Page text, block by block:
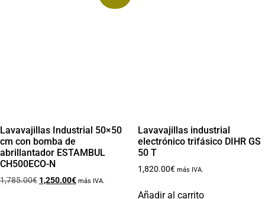
Lavavajillas Industrial 50×50
cm con bomba de
abrillantador ESTAMBUL
CH500ECO-N
1,785.00€ 1,250.00€ más IVA.
Lavavajillas industrial
electrónico trifásico DIHR GS
50 T
1,820.00€ más IVA.
Añadir al carrito